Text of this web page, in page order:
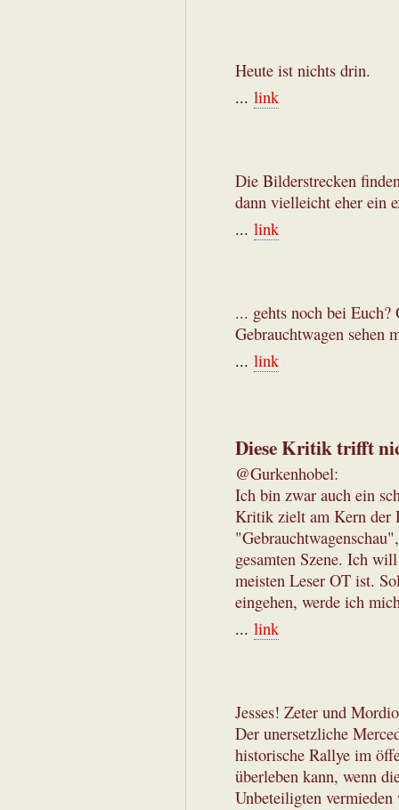
Heute ist nichts drin.
... link
Die Bilderstrecken
dann vielleicht eher ein
... link
... gehts noch bei
Gebrauchtwagen sehen
... link
Diese Kritik trifft
@Gurkenhobel:
Ich bin zwar auch ein
Kritik zielt am Kern der
gesamten Szene. Ich
meisten Leser OT ist.
eingehen, werde ich
... link
Jesses! Zeter und
Der unersetzliche
historische Rallye im
überleben kann, wenn
Unbeteiligten vermieden